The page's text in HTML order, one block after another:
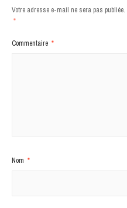
Votre adresse e-mail ne sera pas publiée.
*
Commentaire *
Nom *